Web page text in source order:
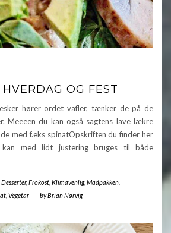
OG FEST
hører ordet vafler, tænker de på de
Meeeen du kan også sagtens lave lækre
med f.eks spinatOpskriften du finder her
med lidt justering bruges til både
Desserter, Frokost Klimavenlig, Madpakken
Vegetar - byBrian Nørvig